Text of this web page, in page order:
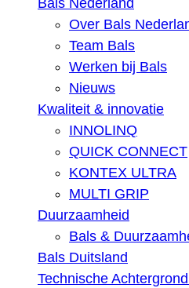
Bals Nederland
Over Bals
Team Bals
Werken bij Bals
Nieuws
Kwaliteit & innovatie
INNOLINQ
QUICK CONNECT
KONTEX ULTRA
MULTI GRIP
Duurzaamheid
Bals &
Bals Duitsland
Technische